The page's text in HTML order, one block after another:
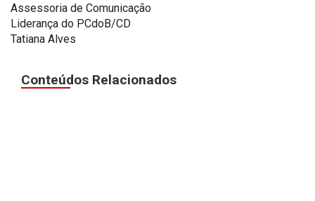
Assessoria de Comunicação
Liderança do PCdoB/CD
Tatiana Alves
Conteúdos Relacionados